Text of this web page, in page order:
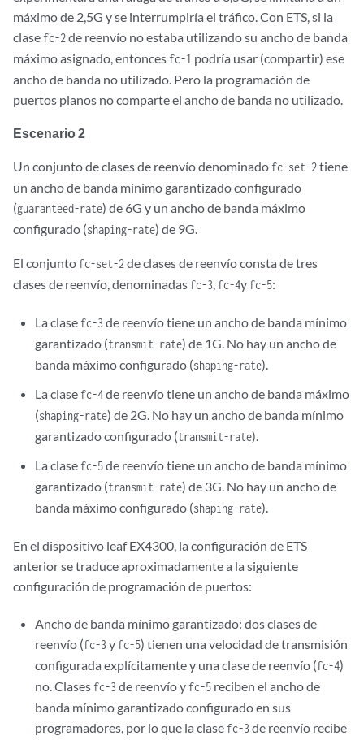
máximo de 2,5G y se interrumpiría el tráfico. Con ETS, si la
clase fc-2de reenvío no estaba utilizando su ancho de banda
máximo asignado, entonces fc-1 podría usar (compartir) ese
ancho de banda no utilizado. Pero la programación de
puertos planos no comparte el ancho de banda no utilizado.
Escenario 2
Un conjunto de clases de reenvío denominado fc-set-2tiene
un ancho de banda mínimo garantizado configurado
(guaranteed-rate) de 6G y un ancho de banda máximo
configurado (shaping-rate) de 9G.
El conjunto fc-set-2de clases de reenvío consta de tres
clases de reenvío, denominadas fc-3, fc-4y fc-5:
La clase fc-3 de reenvío tiene un ancho de banda mínimo
garantizado (transmit-rate) de 1G. No hay un ancho de
banda máximo configurado (shaping-rate).
La clase fc-4de reenvío tiene un ancho de banda máximo
(shaping-rate) de 2G. No hay un ancho de banda mínimo
garantizado configurado (transmit-rate).
La clase fc-5de reenvío tiene un ancho de banda mínimo
garantizado (transmit-rate) de 3G. No hay un ancho de
banda máximo configurado (shaping-rate).
En el dispositivo leaf EX4300, la configuración de ETS
anterior se traduce aproximadamente a la siguiente
configuración de programación de puertos:
Ancho de banda mínimo garantizado: dos clases de
reenvío (fc-3 y fc-5) tienen una velocidad de transmisión
configurada explícitamente y una clase de reenvío (fc-4)
no. Clases fc-3 de reenvío y fc-5 reciben el ancho de
banda mínimo garantizado configurado en sus
programadores, por lo que la clase fc-3 de reenvío recibe